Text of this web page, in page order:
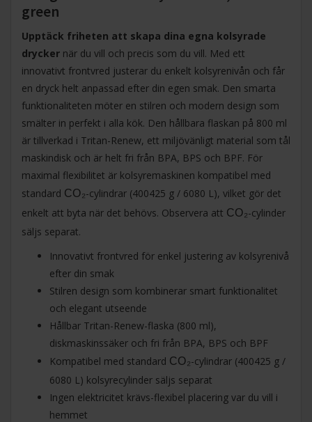
green
Upptäck friheten att skapa dina egna kolsyrade
drycker när du vill och precis som du vill. Med ett
innovativt frontvred justerar du enkelt kolsyrenivån och får
en dryck helt anpassad efter din egen smak. Den smarta
funktionaliteten möter en stilren och modern design som
smälter in perfekt i alla kök. Den hållbara flaskan på 800 ml
är tillverkad i Tritan-Renew, ett miljövänligt material som tål
maskindisk och är helt fri från BPA, BPS och BPF. För
maximal flexibilitet är kolsyremaskinen kompatibel med
standard CO₂-cylindrar (400425 g / 6080 L), vilket gör det
enkelt att byta när det behövs. Observera att CO₂-cylinder
säljs separat.
Innovativt frontvred för enkel justering av kolsyrenivå
efter din smak
Stilren design som kombinerar smart funktionalitet
och elegant utseende
Hållbar Tritan-Renew-flaska (800 ml),
diskmaskinssäker och fri från BPA, BPS och BPF
Kompatibel med standard CO₂-cylindrar (400425 g /
6080 L) kolsyrecylinder säljs separat
Ingen elektricitet krävs-flexibel placering var du vill i
hemmet